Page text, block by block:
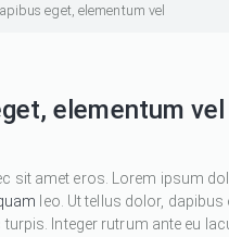
eget, elementum vel
elementum vel
sit amet eros. Lorem ipsum
leo. Ut tellus dolor,
Integer rutrum ante eu